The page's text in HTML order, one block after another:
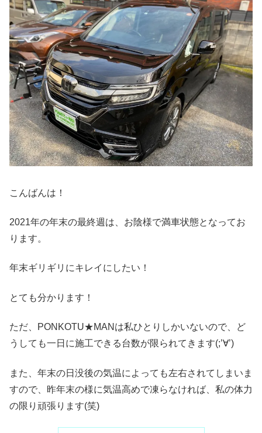
こんばんは！
2021年の年末の最終週は、お陰様で満車状態となってお
ります。
年末ギリギリにキレイにしたい！
とても分かります！
ただ、PONKOTU★MANは私ひとりしかいないので、ど
うしても一日に施工できる台数が限られてきます(;’∀’)
また、年末の日没後の気温によっても左右されてしまいま
すので、昨年末の様に気温高めで凍らなければ、私の体力
の限り頑張ります(笑)